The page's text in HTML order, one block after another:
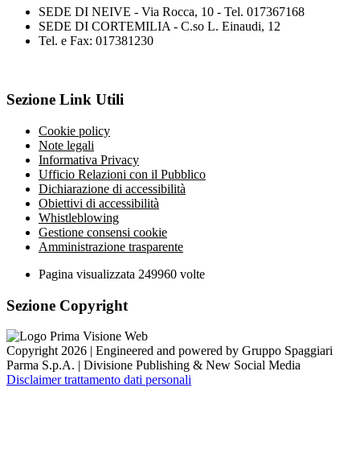
SEDE DI NEIVE - Via Rocca, 10 - Tel. 017367168
SEDE DI CORTEMILIA - C.so L. Einaudi, 12
Tel. e Fax: 017381230
Sezione Link Utili
Cookie policy
Note legali
Informativa Privacy
Ufficio Relazioni con il Pubblico
Dichiarazione di accessibilità
Obiettivi di accessibilità
Whistleblowing
Gestione consensi cookie
Amministrazione trasparente
Pagina visualizzata 249960 volte
Sezione Copyright
Copyright 2026 | Engineered and powered by Gruppo Spaggiari
Parma S.p.A. | Divisione Publishing & New Social Media
Disclaimer trattamento dati personali